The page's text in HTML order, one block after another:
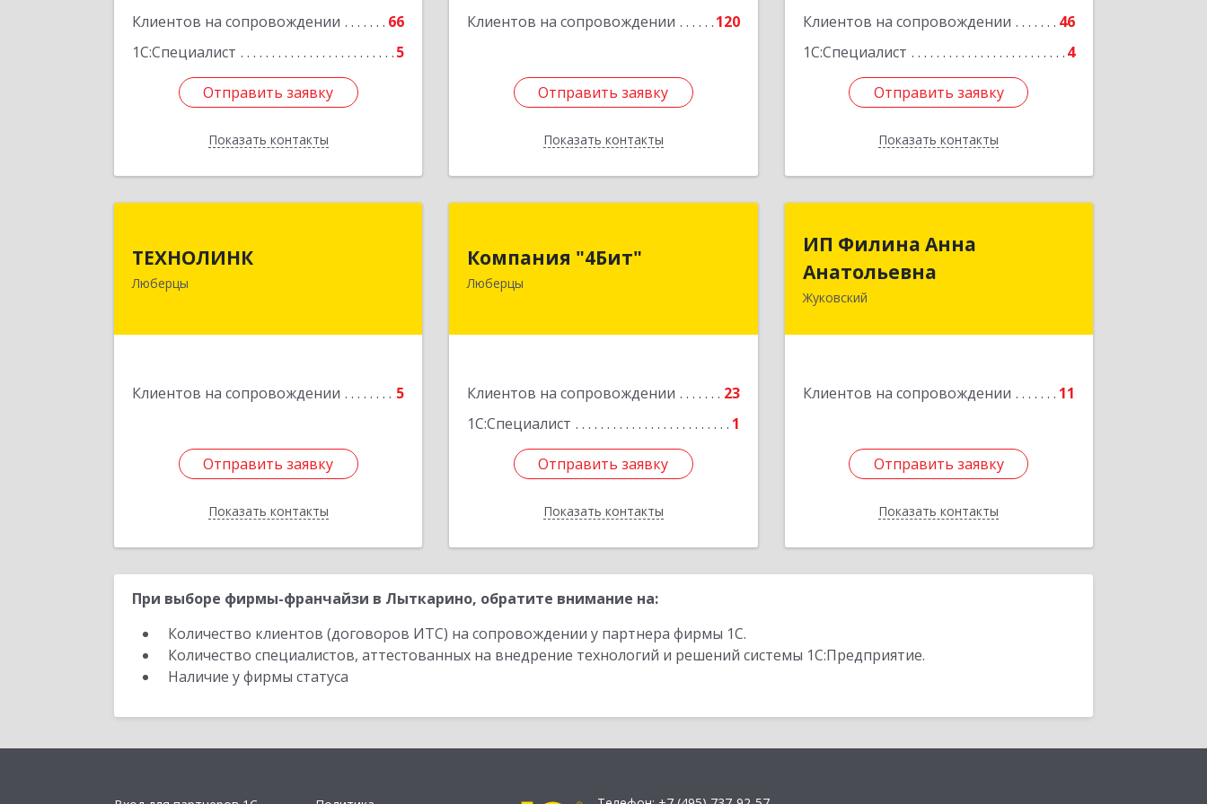
Клиентов на сопровождении
66
1С:Специалист
5
Отправить заявку
Показать контакты
Отправить заявку
Назад
Клиентов на сопровождении 120
Отправить заявку
Показать контакты
Отправить заявку
Назад
Клиентов на сопровождении
46
1С:Специалист
4
Отправить заявку
Показать контакты
Отправить заявку
Назад
ТЕХНОЛИНК
Люберцы
Клиентов на сопровождении 5
Отправить заявку
Показать контакты
Подробнее
Отправить заявку
Назад
Компания "4Бит"
Люберцы
Клиентов на сопровождении
23
1С:Специалист
1
Отправить заявку
Показать контакты
р-н, Люберцы г, Октябрьский пр-кт,
Отправить заявку
Назад
ИП Филина Анна
Анатольевна
Жуковский
Клиентов на сопровождении 11
Отправить заявку
Показать контакты
Анатольевна
140180, Московская обл, Жуковский г,
Отправить заявку
Назад
При выборе фирмы-франчайзи в Лыткарино, обратите внимание на:
Количество клиентов (договоров ИТС) на сопровождении у партнера фирмы 1С.
Количество специалистов, аттестованных на внедрение технологий и решений системы 1С:Предприятие.
Наличие у фирмы статуса